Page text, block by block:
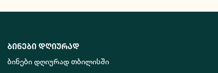
ბინები დღიურად
ბინები დღიურად თბილისში